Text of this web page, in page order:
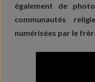
également de
communautés
numérisées par le